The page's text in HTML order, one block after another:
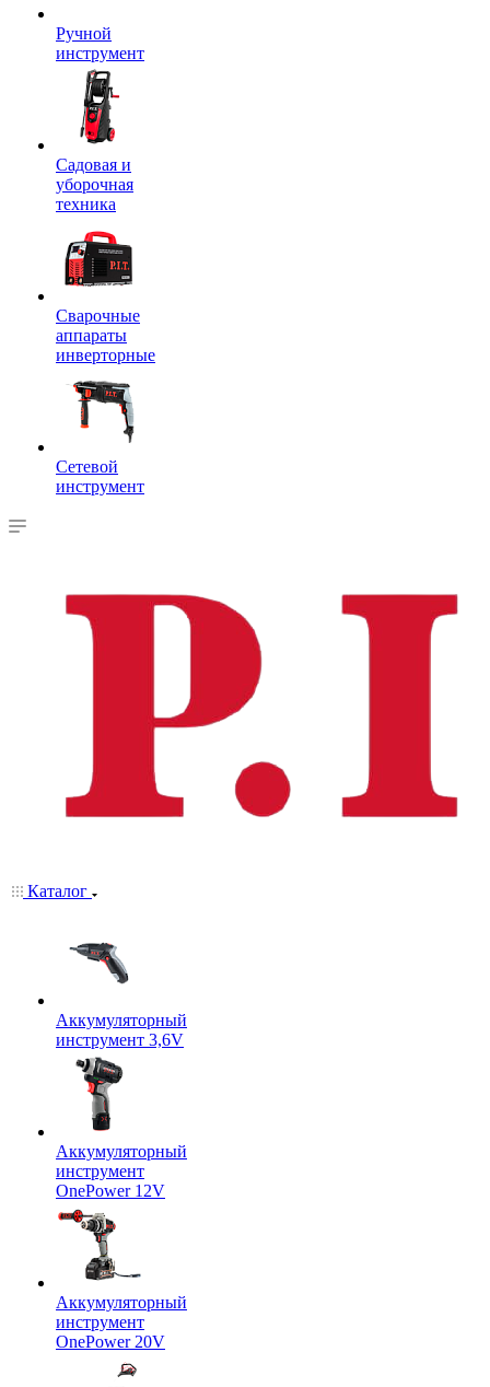
Ручной
инструмент
Садовая и
уборочная
техника
Сварочные
аппараты
инверторные
Сетевой
инструмент
Каталог
Аккумуляторный
инструмент 3,6V
Аккумуляторный
инструмент
OnePower 12V
Аккумуляторный
инструмент
OnePower 20V